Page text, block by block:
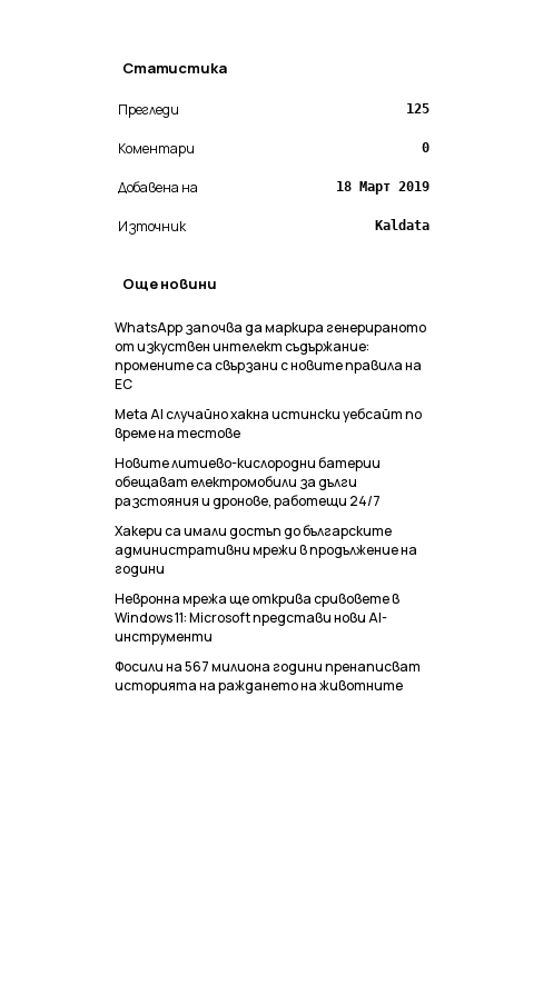
Статистика
Прегледи 125
Коментари 0
Добавена на 18 Март 2019
Източник Kaldata
Още новини
WhatsApp започва да маркира генерираното
от изкуствен интелект съдържание:
промените са свързани с новите правила на
ЕС
Meta AI случайно хакна истински уебсайт по
време на тестове
Новите литиево-кислородни батерии
обещават електромобили за дълги
разстояния и дронове, работещи 24/7
Хакери са имали достъп до българските
административни мрежи в продължение на
години
Невронна мрежа ще открива сривовете в
Windows 11: Microsoft представи нови AI-
инструменти
Фосили на 567 милиона години пренаписват
историята на раждането на животните